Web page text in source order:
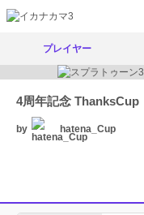
プレイヤー
4周年記念 ThanksCup
by hatena_Cup